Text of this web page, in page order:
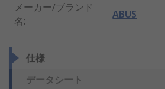
メーカー/ブランド
名:
ABUS
仕様
データシート